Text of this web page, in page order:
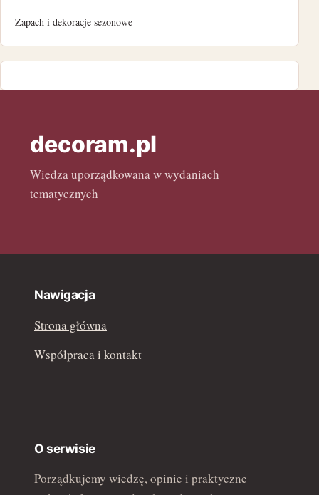
czerwiec 2022
marzec 2022
luty 2022
Zapach i dekoracje sezonowe
decoram.pl
Wiedza uporządkowana w wydaniach
tematycznych
Nawigacja
Strona główna
Współpraca i kontakt
O serwisie
Porządkujemy wiedzę, opinie i praktyczne